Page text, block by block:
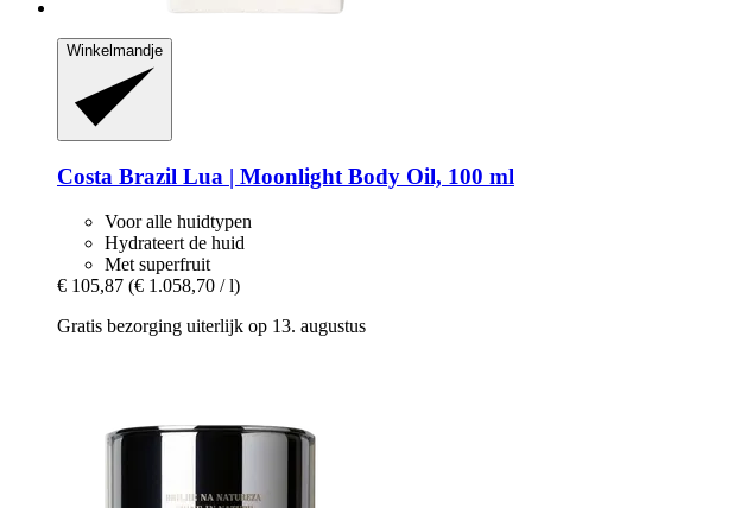
Winkelmandje
Costa Brazil Lua | Moonlight Body Oil, 100 ml
Voor alle huidtypen
Hydrateert de huid
Met superfruit
€ 105,87 (€ 1.058,70 / l)
Gratis bezorging uiterlijk op 13. augustus